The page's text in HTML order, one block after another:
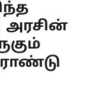
அரசின்